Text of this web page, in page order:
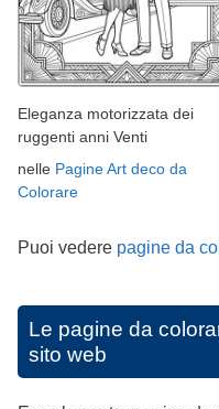
Eleganza motorizzata dei
ruggenti anni Venti
nelle Pagine Art deco da
Colorare
Puoi vedere pagine da
Le pagine da
sito web